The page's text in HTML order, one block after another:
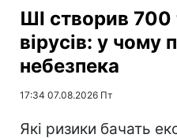
ШІ створив 700
вірусів: у чому
небезпека
17:34 07.08.2026 Пт
Які ризики бачать